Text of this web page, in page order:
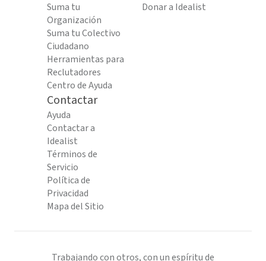
Suma tu
Organización
Suma tu Colectivo
Ciudadano
Herramientas para
Reclutadores
Centro de Ayuda
Donar a Idealist
Contactar
Ayuda
Contactar a
Idealist
Términos de
Servicio
Política de
Privacidad
Mapa del Sitio
Trabajando con otros, con un espíritu de